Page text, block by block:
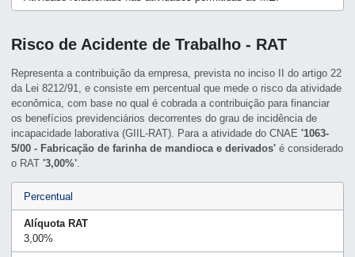
Risco de Acidente de Trabalho - RAT
Representa a contribuição da empresa, prevista no inciso II do artigo 22
da Lei 8212/91, e consiste em percentual que mede o risco da atividade
econômica, com base no qual é cobrada a contribuição para financiar
os benefícios previdenciários decorrentes do grau de incidência de
incapacidade laborativa (GIIL-RAT). Para a atividade do CNAE'1063-
5/00 - Fabricação de farinha de mandioca e derivados' é considerado
o RAT'3,00%'.
Percentual
Alíquota RAT
3,00%